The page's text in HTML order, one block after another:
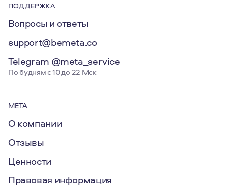
ПОДДЕРЖКА
Вопросы и ответы
support@bemeta.co
Telegram @meta_service
По будням с 10 до 22 Мск
МЕТА
О компании
Отзывы
Ценности
Правовая информация